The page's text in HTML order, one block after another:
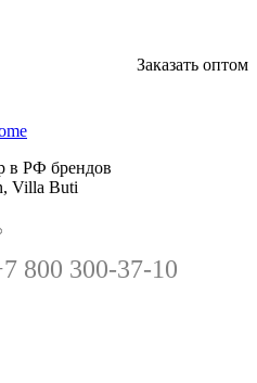
Заказать оптом
в РФ брендов
Villa Buti
800 300-37-10